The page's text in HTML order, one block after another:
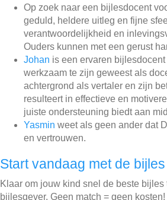
Op zoek naar een bijlesdocent
geduld, heldere uitleg en fijne
verantwoordelijkheid en
Ouders kunnen met een gerust
Johan is een ervaren
werkzaam te zijn geweest als
achtergrond als vertaler en zijn
resulteert in effectieve en
juiste ondersteuning biedt aan
Yasmin weet als geen ander dat
en vertrouwen.
Start vandaag met de bijles
Klaar om jouw kind snel de beste bijles
bijlesgever. Geen match = geen kosten!